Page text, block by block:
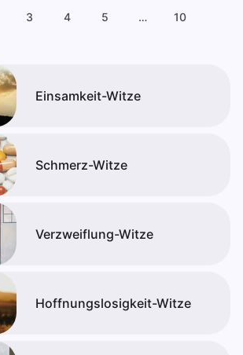
3 4 5 … 10
Einsamkeit-Witze
Schmerz-Witze
Verzweiflung-Witze
Hoffnungslosigkeit-Witze